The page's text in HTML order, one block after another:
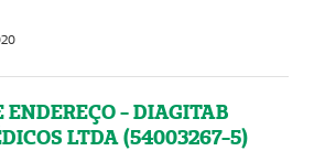
- DIAGITAB
LTDA (54003267-5)